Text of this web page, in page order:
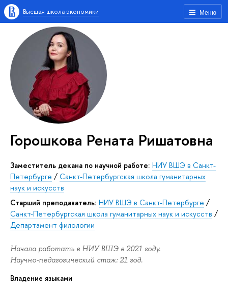
Меню
Высшая школа экономики
Горошкова Рената Ришатовна
Заместитель декана по научной работе: НИУ ВШЭ в Санкт-
Петербурге / Санкт-Петербургская школа гуманитарных
наук и искусств
Старший преподаватель: НИУ ВШЭ в Санкт-Петербурге /
Санкт-Петербургская школа гуманитарных наук и искусств /
Департамент филологии
Начала работать в НИУ ВШЭ в 2021 году.
Научно-педагогический стаж: 21 год.
Владение языками